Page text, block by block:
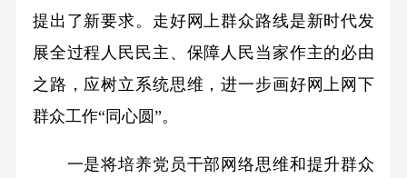
提出了新要求。走好网上群众路线是新时代发
展全过程人民民主、保障人民当家作主的必由
之路，应树立系统思维，进一步画好网上网下
群众工作“同心圆”。
一是将培养党员干部网络思维和提升群众